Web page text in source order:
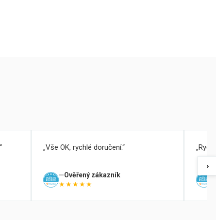
Vše OK, rychlé doručení.
Ověřený zákazník
★★★★★
›